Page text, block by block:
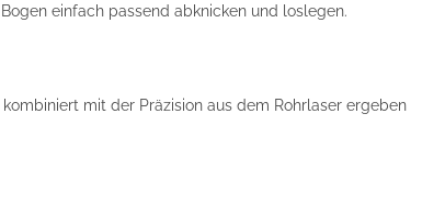
einfach passend abknicken und loslegen.
mit der Präzision aus dem Rohrlaser ergeben